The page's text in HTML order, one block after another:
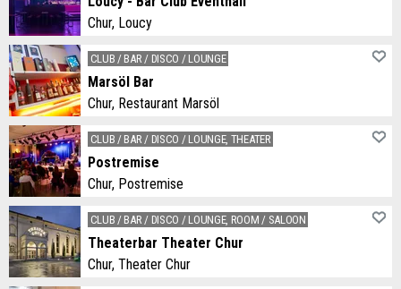
Chur, Loucy
CLUB / BAR / DISCO / LOUNGE
Marsöl Bar
Chur, Restaurant Marsöl
CLUB / BAR / DISCO / LOUNGE, THEATER
Postremise
Chur, Postremise
CLUB / BAR / DISCO / LOUNGE, ROOM / SALOON
Theaterbar Theater Chur
Chur, Theater Chur